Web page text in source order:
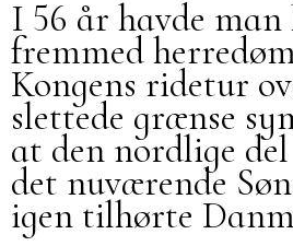
I 56 år havde
fremmed
Kongens ridetur
slettede grænse
at den nordlige
det nuværende
igen tilhørte